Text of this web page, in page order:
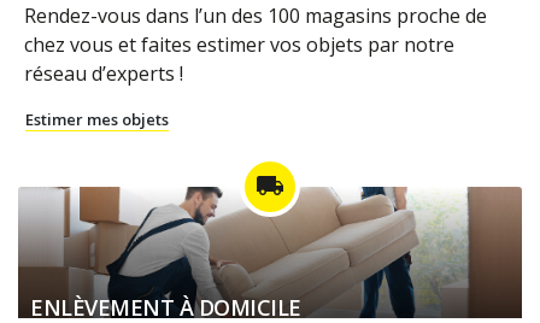
Rendez-vous dans l’un des 100 magasins proche de
chez vous et faites estimer vos objets par notre
réseau d’experts !
Estimer mes objets
local_shipping
ENLÈVEMENT À DOMICILE